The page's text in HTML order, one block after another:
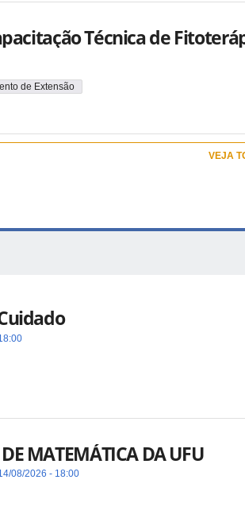
Técnica de
de Extensão
VEJA
MATEMÁTICA DA UFU
08/2026 - 18:00